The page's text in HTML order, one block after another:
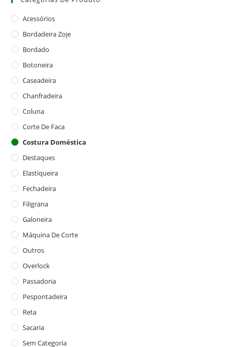
Acessórios
Bordadeira Zoje
Bordado
Botoneira
Caseadeira
Chanfradeira
Coluna
Corte De Faca
Costura Doméstica
Destaques
Elastiqueira
Fechadeira
Filigrana
Galoneira
Máquina De Corte
Outros
Overlock
Passadoria
Pespontadeira
Reta
Sacaria
Sem Categoria